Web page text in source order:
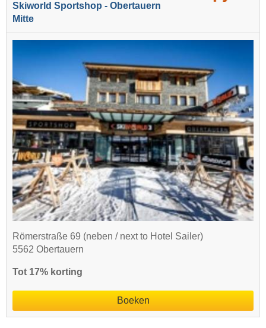
Skiworld Sportshop - Obertauern
Mitte
Römerstraße 69 (neben / next to Hotel Sailer)
5562 Obertauern
Tot 17% korting
Boeken